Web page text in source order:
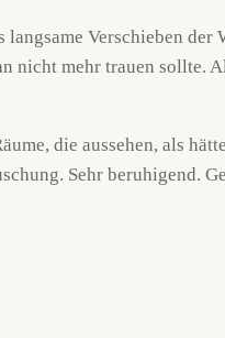
langsame Verschieben
nicht mehr trauen sollte.
die aussehen, als
Sehr beruhigend.